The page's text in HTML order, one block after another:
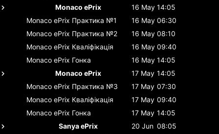
Monaco ePrix
16 May 14:05
Monaco ePrix Практика №1 16 May 06:30
Monaco ePrix Практика №2 16 May 08:10
Monaco ePrix Кваліфікація 16 May 09:40
Monaco ePrix Гонка 16 May 14:05
Monaco ePrix
17 May 14:05
Monaco ePrix Практика №3 17 May 07:30
Monaco ePrix Кваліфікація 17 May 09:40
Monaco ePrix Гонка 17 May 14:05
Sanya ePrix
20 Jun 08:05